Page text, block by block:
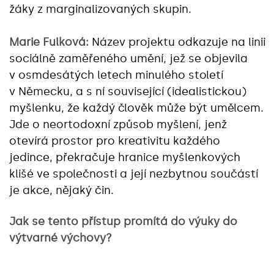
žáky z marginalizovaných skupin.
Marie Fulková: Název projektu odkazuje na linii
sociálně zaměřeného umění, jež se objevila
v osmdesátých letech minulého století
v Německu, a s ní související (idealistickou)
myšlenku, že každý člověk může být umělcem.
Jde o neortodoxní způsob myšlení, jenž
otevírá prostor pro kreativitu každého
jedince, překračuje hranice myšlenkových
klišé ve společnosti a její nezbytnou součástí
je akce, nějaký čin.
Jak se tento přístup promítá do výuky do
výtvarné výchovy?